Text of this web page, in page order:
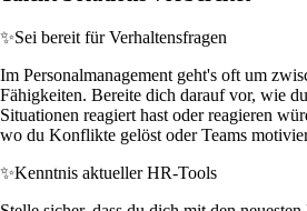
✨Sei bereit für Verhaltensfragen
Im Personalmanagement geht's oft um
Fähigkeiten. Bereite dich darauf vor, wie
Situationen reagiert hast oder reagieren
wo du Konflikte gelöst oder Teams
✨Kenntnis aktueller HR-Tools